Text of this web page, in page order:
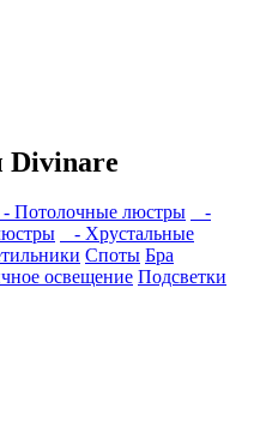
- Потолочные люстры
-
- Хрустальные
Споты Бра
освещение Подсветки